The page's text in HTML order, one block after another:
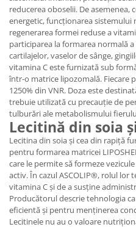
reducerea oboselii. De
energetic, funcționarea sistemului
regenerarea formei reduse a
participarea la formarea normală
cartilajelor, vaselor de sânge,
vitamina C este furnizată sub
într-o matrice lipozomală. Fiecare
1250% din VNR. Doza este
trebuie utilizată cu precauție de
tulburări ale metabolismului
Lecitină din soia
Lecitina din soia și cea din rapiță
pentru formarea matricei
care le permite să formeze
activ. În cazul ASCOLIP®, rolul lor
vitamina C și de a susține
Producătorul descrie tehnologia
eficientă și pentru menținerea
Lecitinele nu au o valoare